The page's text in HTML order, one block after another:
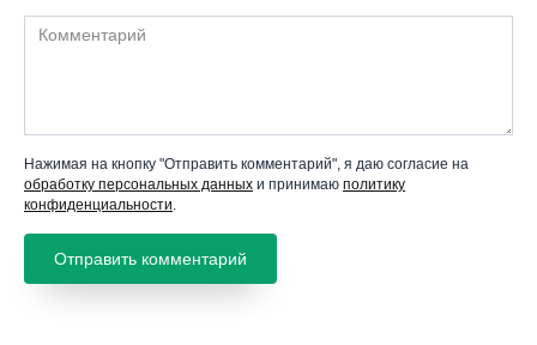
Комментарий
Нажимая на кнопку "Отправить комментарий", я даю согласие на
обработку персональных данных и принимаю политику
конфиденциальности.